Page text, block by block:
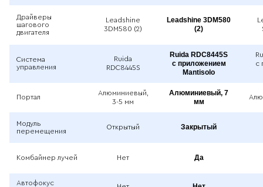
Драйверы
шагового
двигателя
Leadshine
3DM580 (2)
Leadshine 3DM580
(2)
Система
управления
Ruida
RDC8445S
Ruida RDC8445S
с приложением
Mantisolo
с
Портал
Алюминиевый,
3-5 мм
Алюминиевый, 7
мм
Модуль
перемещения
Открытый Закрытый
Комбайнер лучей Нет Да
Автофокус